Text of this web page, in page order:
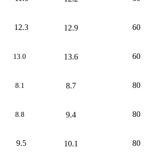
12.3 12.9 60
13.0 13.6 60
8.1 8.7 80
8.8 9.4 80
9.5 10.1 80